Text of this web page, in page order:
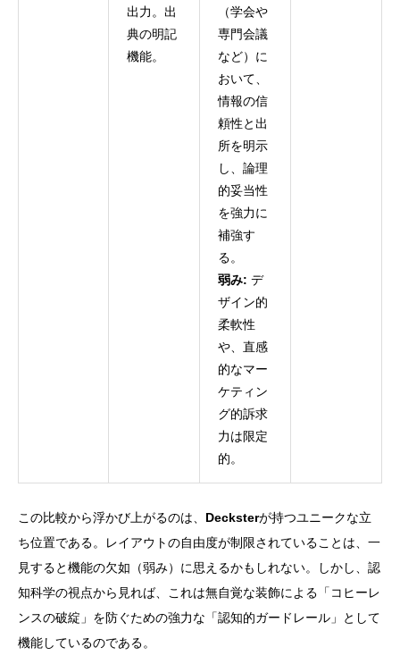
出力。出
典の明記
機能。
（学会や
専門会議
など）に
おいて、
情報の信
頼性と出
所を明示
し、論理
的妥当性
を強力に
補強す
る。
弱み: デ
ザイン的
柔軟性
や、直感
的なマー
ケティン
グ的訴求
力は限定
的。
この比較から浮かび上がるのは、 Decksterが持つユニークな立
ち位置である。レイアウトの自由度が制限されていることは、一
見すると機能の欠如（弱み）に思えるかもしれない。しかし、認
知科学の視点から見れば、これは無自覚な装飾による「コヒーレ
ンスの破綻」を防ぐための強力な「認知的ガードレール」として
機能しているのである。